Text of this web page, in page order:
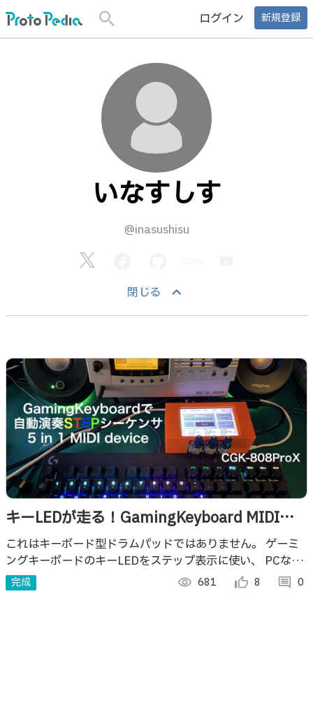
search ログイン 新規登録
いなすしす
@inasushisu
閉じる keyboard_arrow_up
キーLEDが走る！GamingKeyboard MIDIス
テップシーケンサー CGK-808ProX
これはキーボード型ドラムパッドではありません。 ゲーミ
ングキーボードのキーLEDをステップ表示に使い、 PCなし
で自動演奏するMIDIステップシーケンサーです。 他にも機
能盛りだくさんの５個イチ
完成 visibility 681 thumb_up_alt 8 comment 0